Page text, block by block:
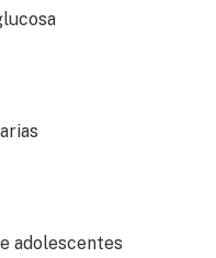
adolescentes